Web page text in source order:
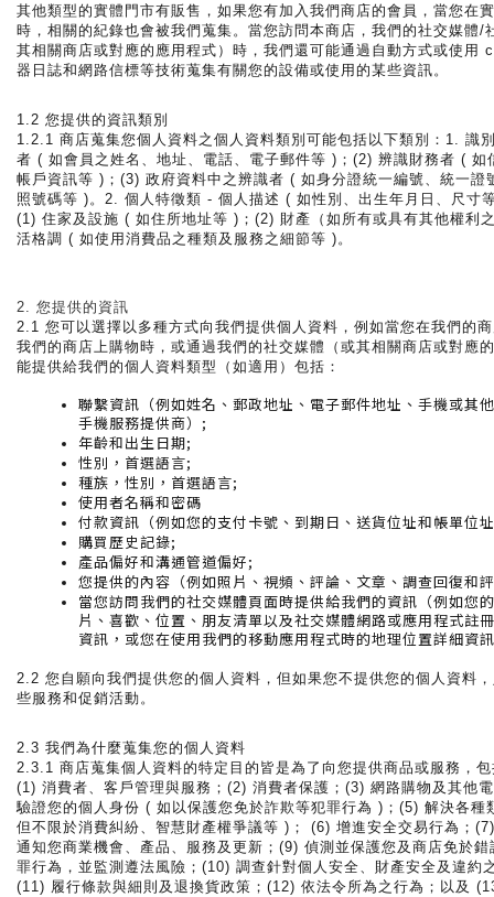
其他類型的實體門市有販售，如果您有加入我們商店的會員，當您在
時，相關的紀錄也會被我們蒐集。 當您訪問本商店，我們的社交媒體/
其相關商店或對應的應用程式）時，我們還可能通過自動方式或使用
器日誌和網路信標等技術蒐集有關您的設備或使用的某些資訊。
1.2 您提供的資訊類別
1.2.1 商店蒐集您個人資料之個人資料類別可能包括以下類別：1. 識
者 ( 如會員之姓名、地址、電話、電子郵件等 )；(2) 辨識財務者 ( 如
帳戶資訊等 )；(3) 政府資料中之辨識者 ( 如身分證統一編號、統一證
照號碼等 )。2. 個人特徵類 - 個人描述 ( 如性別、出生年月日、尺寸
(1) 住家及設施 ( 如住所地址等 )；(2) 財產（如所有或具有其他權利
活格調 ( 如使用消費品之種類及服務之細節等 )。
2. 您提供的資訊
2.1 您可以選擇以多種方式向我們提供個人資料，例如當您在我們的
我們的商店上購物時，或通過我們的社交媒體（或其相關商店或對應
能提供給我們的個人資料類型（如適用）包括：
聯繫資訊（例如姓名、郵政地址、電子郵件地址、手機或其
手機服務提供商）;
年齡和出生日期;
性別，首選語言;
種族，性別，首選語言;
使用者名稱和密碼
付款資訊（例如您的支付卡號、到期日、送貨位址和帳單位
購買歷史記錄;
產品偏好和溝通管道偏好;
您提供的內容（例如照片、視頻、評論、文章、調查回復和
當您訪問我們的社交媒體頁面時提供給我們的資訊（例如您
片、喜歡、位置、朋友清單以及社交媒體網路或應用程式註
資訊，或您在使用我們的移動應用程式時的地理位置詳細資
2.2 您自願向我們提供您的個人資料，但如果您不提供您的個人資料
些服務和促銷活動。
2.3 我們為什麼蒐集您的個人資料
2.3.1 商店蒐集個人資料的特定目的皆是為了向您提供商品或服務，
(1) 消費者、客戶管理與服務；(2) 消費者保護；(3) 網路購物及其他
驗證您的個人身份 ( 如以保護您免於詐欺等犯罪行為 )；(5) 解決各種
但不限於消費糾紛、智慧財產權爭議等 )； (6) 增進安全交易行為；
通知您商業機會、產品、服務及更新；(9) 偵測並保護您及商店免於
罪行為，並監測遵法風險；(10) 調查針對個人安全、財產安全及違約
(11) 履行條款與細則及退換貨政策；(12) 依法令所為之行為；以及